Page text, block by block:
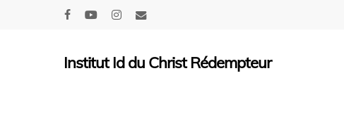
Institut Id du Christ Rédempteur